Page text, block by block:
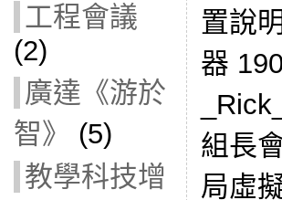
工程會議
(2)
廣達《游於
智》
(5)
教學科技增
置說
器
組長
局虛